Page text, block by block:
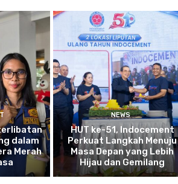
dalam
Merah
NEWS
HUT ke-51, Indocement
Perkuat Langkah Menuju
Masa Depan yang Lebih
Hijau dan Gemilang